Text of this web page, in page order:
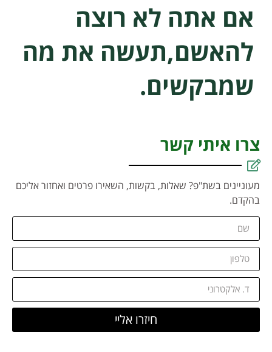
אם אתה לא רוצה
להאשם,תעשה את מה
שמבקשים.
צרו איתי קשר
מעוניינים בשת"פ? שאלות, בקשות, השאירו פרטים ואחזור אליכם
בהקדם.
חיזרו אליי